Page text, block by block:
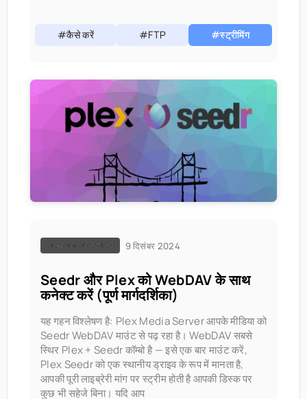
#कैसे करें #FTP #स्ट्रीमिंग
ट्यूटोरियल और कैसे करें 9 दिसंबर 2024
Seedr और Plex को WebDAV के साथ
कनेक्ट करें (पूर्ण मार्गदर्शिका)
यह गहन विश्लेषण है: Plex Media Server आपके मीडिया को
Seedr WebDAV माउंट से पढ़ रहा है। WebDAV सबसे
स्थिर Plex + Seedr कॉम्बो है — इसे एक बार माउंट करें,
Plex Seedr को एक स्थानीय ड्राइव के रूप में मानता है,
आपकी पूरी लाइब्रेरी मांग पर स्ट्रीम होती है आपकी डिस्क पर
कुछ भी सहेजे बिना। यदि आप